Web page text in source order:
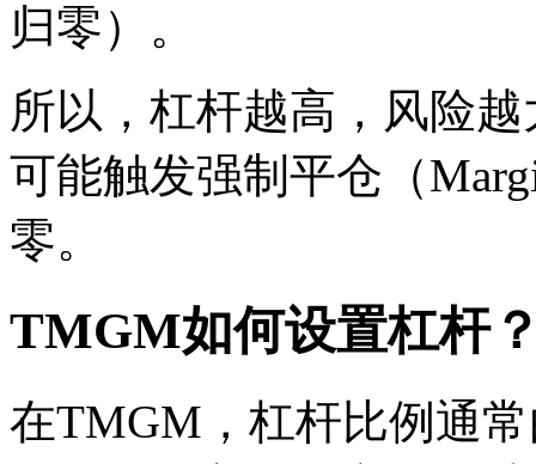
归零）。
所以，杠杆越高，风险
可能触发强制平仓（
零。
TMGM如何设置杠杆
在TMGM，杠杆比例通